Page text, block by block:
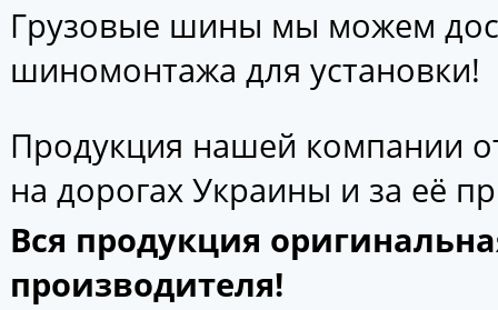
Грузовые шины мы можем
шиномонтажа для установки!
Продукция нашей компании
на дорогах Украины и за её
Вся продукция
производителя!